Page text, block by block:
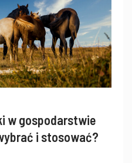
w gospodarstwie
i stosować?